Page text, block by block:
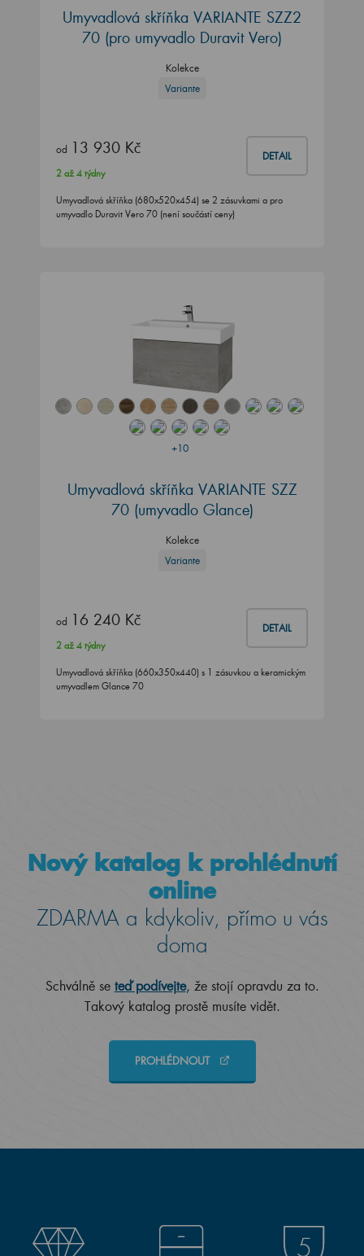
Umyvadlová skříňka VARIANTE SZZ2
70 (pro umyvadlo Duravit Vero)
Kolekce
Variante
od 13 930 Kč DETAIL
2 až 4 týdny
Umyvadlová skříňka (680x520x454) se 2 zásuvkami a pro
umyvadlo Duravit Vero 70 (není součástí ceny)
+10
Umyvadlová skříňka VARIANTE SZZ
70 (umyvadlo Glance)
Kolekce
Variante
od 16 240 Kč DETAIL
2 až 4 týdny
Umyvadlová skříňka (660x350x440) s 1 zásuvkou a keramickým
umyvadlem Glance 70
Nový katalog k prohlédnutí
online
ZDARMA a kdykoliv, přímo u vás
doma
Schválně se teď podívejte, že stojí opravdu za to.
Takový katalog prostě musíte vidět.
PROHLÉDNOUT